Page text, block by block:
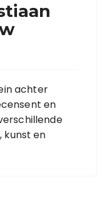
achter
en
en